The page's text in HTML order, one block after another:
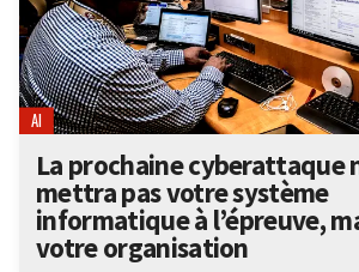
AI
La prochaine cyberattaque
mettra pas votre système
informatique à l’épreuve,
votre organisation